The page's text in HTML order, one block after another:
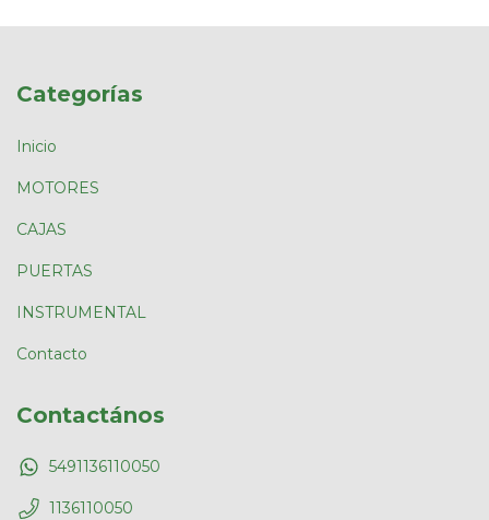
Categorías
Inicio
MOTORES
CAJAS
PUERTAS
INSTRUMENTAL
Contacto
Contactános
5491136110050
1136110050